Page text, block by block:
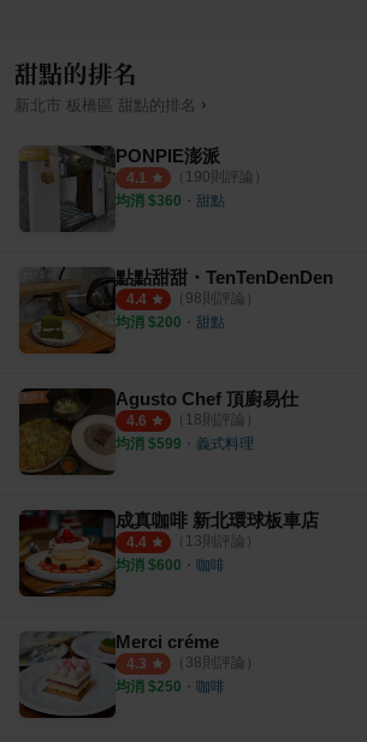
甜點的排名
新北市 板橋區 甜點的排名 ›
PONPIE澎派
4.1 （ 190則評論）
均消 $360 ・ 甜點
點點甜甜・TenTenDenDen
4.4 （ 98則評論）
均消 $200 ・ 甜點
Agusto Chef 頂廚易仕
4.6 （ 18則評論）
均消 $599 ・ 義式料理
成真咖啡 新北環球板車店
4.4 （ 13則評論）
均消 $600 ・ 咖啡
Merci créme
4.3 （ 38則評論）
均消 $250 ・ 咖啡